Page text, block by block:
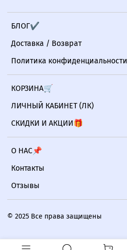
БЛОГ✔
Доставка / Возврат
Политика конфиденциальности
КОРЗИНА🛒
ЛИЧНЫЙ КАБИНЕТ (ЛК)
СКИДКИ И АКЦИИ🎁
О НАС📌
Контакты
Отзывы
© 2025 Все права защищены